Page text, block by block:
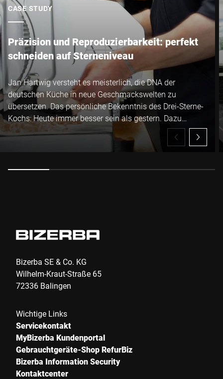
CASE STUDY
Präzision und Reproduzierbarkeit: perfekt
schneiden auf Sterneniveau
Jan Hartwig versteht es meisterlich, die DNA der
deutschen Küche in neue Geschmackswelten zu
übersetzen. Das persönliche Bekenntnis des Drei-Sterne-
Kochs: Heute immer besser sein als gestern. Dazu
entwickelt er nicht nur sich selbst und seine Gerichte
ständig weiter, sondern perfektioniert auch sein
Equipment laufend. Der neueste Zugang in der JAN-
Bizerba SE & Co. KG
Wilhelm-Kraut-Straße 65
72336 Balingen
Wichtige Links
Servicekontakt
MyBizerba Kundenportal
Gebrauchtgeräte-Shop RefurBiz
Bizerba Information Security
Kontaktcenter